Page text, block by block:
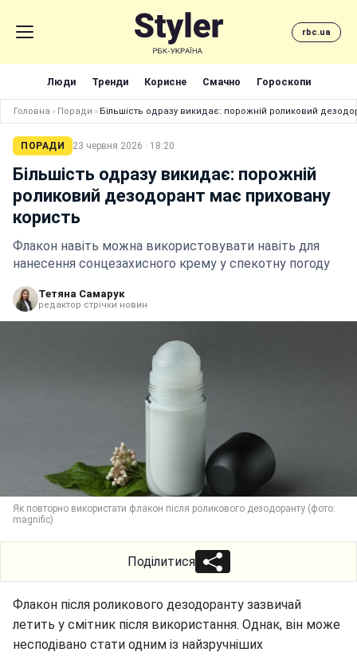
rbc.ua
Люди Тренди Корисне Смачно Гороскопи
Головна › Поради › Більшість одразу викидає: порожній роликовий
ПОРАДИ 23 червня 2026 · 18:20
Більшість одразу викидає: порожній
роликовий дезодорант має приховану
користь
Флакон навіть можна використовувати навіть для
нанесення сонцезахисного крему у спекотну погоду
Тетяна Самарук
редактор стрічки новин
Як повторно використати флакон після роликового дезодоранту (фото:
magnific)
Поділитися
Флакон після роликового дезодоранту зазвичай
летить у смітник після використання. Однак, він може
несподівано стати одним із найзручніших